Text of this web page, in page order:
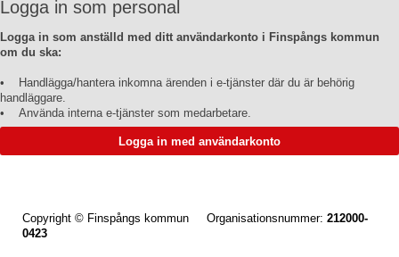
Logga in som personal
Logga in som anställd med ditt användarkonto i Finspångs kommun
om du ska:
• Handlägga/hantera inkomna ärenden i e-tjänster där du är behörig
handläggare.
• Använda interna e-tjänster som medarbetare.
Copyright © Finspångs kommun Organisationsnummer: 212000-
0423